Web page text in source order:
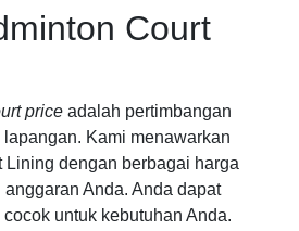
Court
price adalah pertimbangan
Kami menawarkan
Lining dengan berbagai harga
Anda. Anda dapat
untuk kebutuhan Anda.